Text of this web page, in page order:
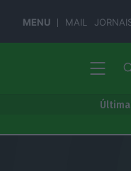
MENU MAIL